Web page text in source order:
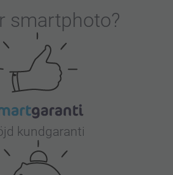
smartphoto?
kundgaranti